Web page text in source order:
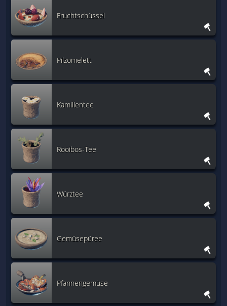
Fruchtschüssel
Pilzomelett
Kamillentee
Rooibos-Tee
Würztee
Gemüsepüree
Pfannengemüse